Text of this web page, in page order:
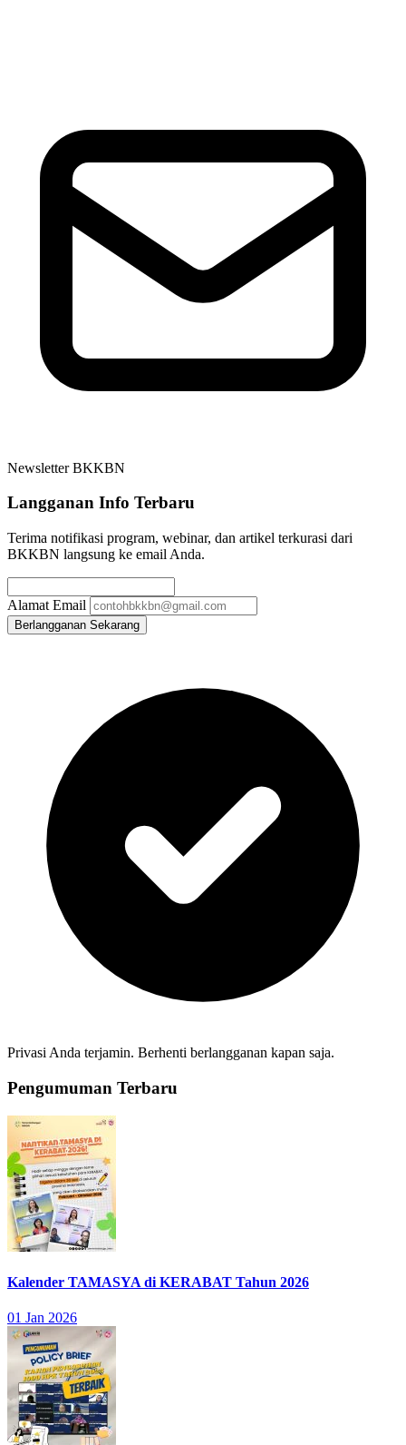
Newsletter BKKBN
Langganan Info Terbaru
Terima notifikasi program, webinar, dan artikel terkurasi dari
BKKBN langsung ke email Anda.
Alamat Email
Berlangganan Sekarang
Privasi Anda terjamin. Berhenti berlangganan kapan saja.
Pengumuman Terbaru
Kalender TAMASYA di KERABAT Tahun 2026
01 Jan 2026